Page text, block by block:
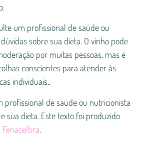
um profissional de saúde ou
sobre sua dieta. O vinho pode
por muitas pessoas, mas é
conscientes para atender às
individuais..
profissional de saúde ou nutricionista
sua dieta. Este texto foi produzido
Fenacelbra.